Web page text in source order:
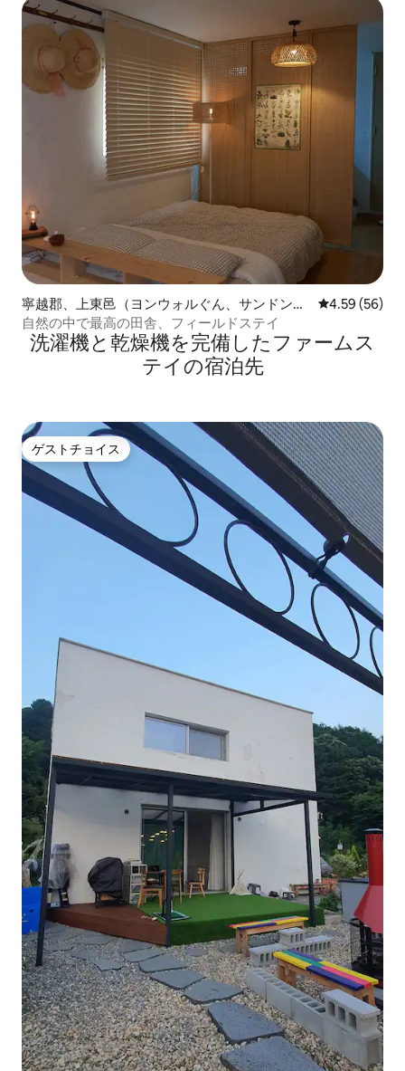
寧越郡、上東邑（ヨンウォルぐん、サンドンウ
プ）の個室
レビュー56
4.59 (56)
自然の中で最高の田舎、フィールドステイ
洗濯機と乾燥機を完備したファームス
テイの宿泊先
ゲストチョイス
ゲストチョイス